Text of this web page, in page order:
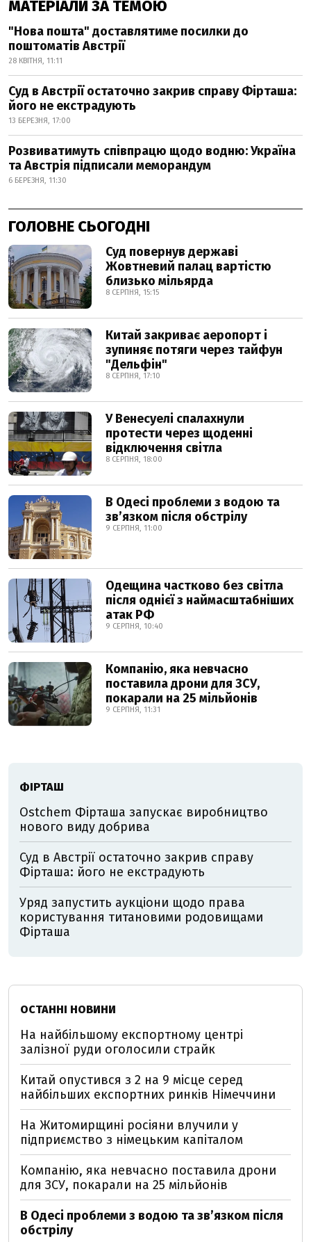
МАТЕРІАЛИ ЗА ТЕМОЮ
"Нова пошта" доставлятиме посилки до
поштоматів Австрії
28 КВІТНЯ, 11:11
Суд в Австрії остаточно закрив справу Фірташа:
його не екстрадують
13 БЕРЕЗНЯ, 17:00
Розвиватимуть співпрацю щодо водню: Україна
та Австрія підписали меморандум
6 БЕРЕЗНЯ, 11:30
ГОЛОВНЕ СЬОГОДНІ
Суд повернув державі
Жовтневий палац вартістю
близько мільярда
8 СЕРПНЯ, 15:15
Китай закриває аеропорт і
зупиняє потяги через тайфун
"Дельфін"
8 СЕРПНЯ, 17:10
У Венесуелі спалахнули
протести через щоденні
відключення світла
8 СЕРПНЯ, 18:00
В Одесі проблеми з водою та
звʼязком після обстрілу
9 СЕРПНЯ, 11:00
Одещина частково без світла
після однієї з наймасштабніших
атак РФ
9 СЕРПНЯ, 10:40
Компанію, яка невчасно
поставила дрони для ЗСУ,
покарали на 25 мільйонів
9 СЕРПНЯ, 11:31
ФІРТАШ
Ostchem Фірташа запускає виробництво
нового виду добрива
Суд в Австрії остаточно закрив справу
Фірташа: його не екстрадують
Уряд запустить аукціони щодо права
користування титановими родовищами
Фірташа
ОСТАННІ НОВИНИ
На найбільшому експортному центрі
залізної руди оголосили страйк
Китай опустився з 2 на 9 місце серед
найбільших експортних ринків Німеччини
На Житомирщині росіяни влучили у
підприємство з німецьким капіталом
Компанію, яка невчасно поставила дрони
для ЗСУ, покарали на 25 мільйонів
В Одесі проблеми з водою та звʼязком після
обстрілу